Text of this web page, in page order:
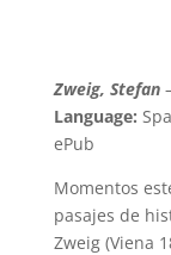
Zweig, Stefan
Language:
ePub
Momentos
pasajes de
Zweig (Viena